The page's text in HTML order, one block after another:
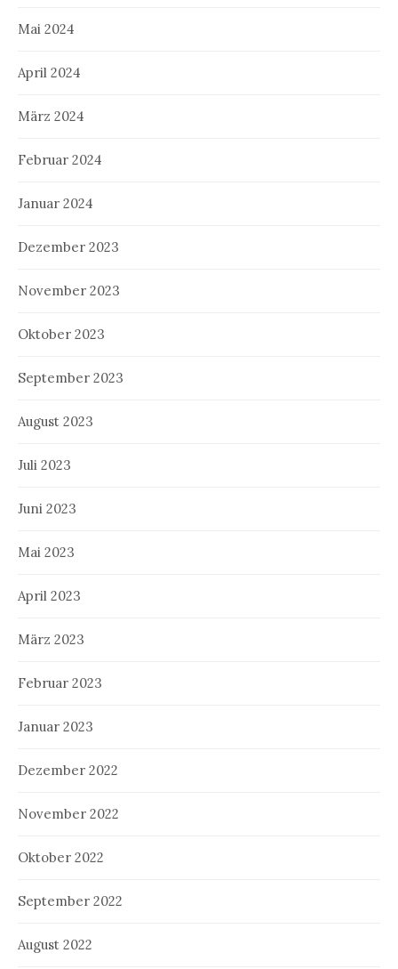
Mai 2024
April 2024
März 2024
Februar 2024
Januar 2024
Dezember 2023
November 2023
Oktober 2023
September 2023
August 2023
Juli 2023
Juni 2023
Mai 2023
April 2023
März 2023
Februar 2023
Januar 2023
Dezember 2022
November 2022
Oktober 2022
September 2022
August 2022